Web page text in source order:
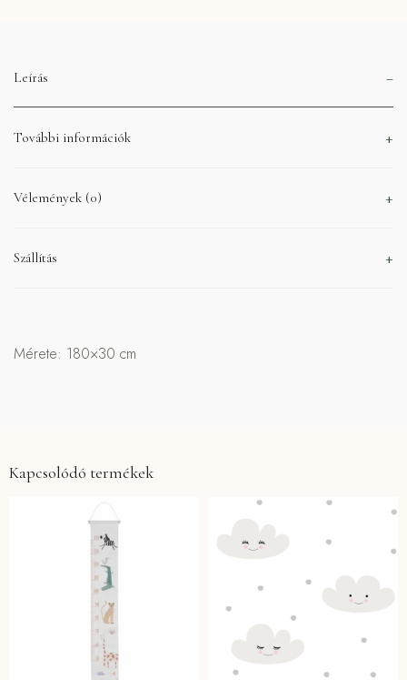
Leírás
További információk
Vélemények (0)
Szállítás
Mérete: 180×30 cm
Kapcsolódó termékek